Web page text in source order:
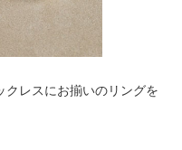
クレスにお揃いのリングを